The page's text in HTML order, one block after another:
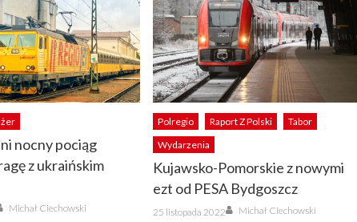
nocny pociąg
z ukraińskim
Author
Michał Ciechowski
Polregio Raport Z Polski
Tabor
Wydarzenia
Kujawsko-Pomorskie z nowymi
ezt od PESA Bydgoszcz
Posted
on
25 listopada 2022 Author
Michał Ciechowski